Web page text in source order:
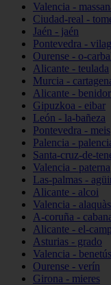
Valencia -
Ciudad-real -
Jaén - jaén
Pontevedra -
Ourense - o-
Alicante - teulada
Murcia -
Alicante -
Gipuzkoa - eibar
León - la-bañeza
Pontevedra - meis
Palencia -
Santa-cruz-de-
Valencia - paterna
Las-palmas -
Alicante - alcoi
Valencia - alaquàs
A-coruña -
Alicante - el-
Asturias - grado
Valencia -
Ourense - verín
Girona - mieres